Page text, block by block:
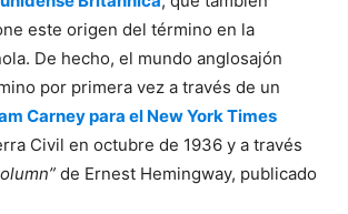
este origen del término en la
De hecho, el mundo anglosajón
por primera vez a través de un
Carney para el New York Times
Civil en octubre de 1936 y a través
de Ernest Hemingway, publicado